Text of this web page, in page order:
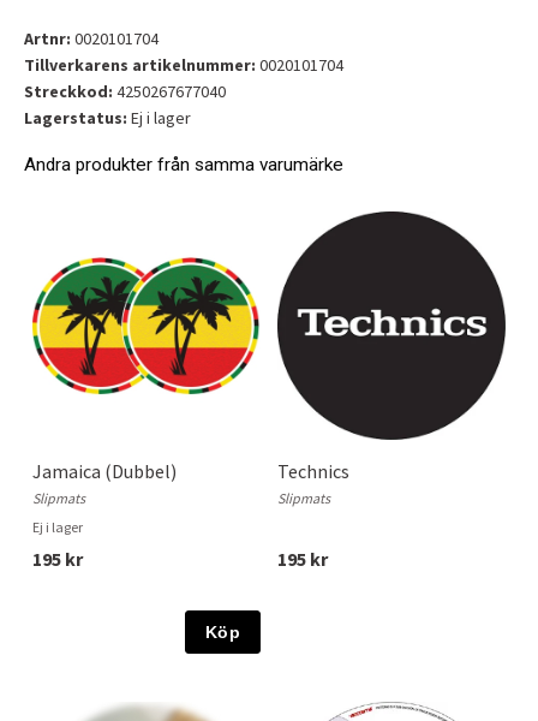
Artnr: 0020101704
Tillverkarens artikelnummer: 0020101704
Streckkod: 4250267677040
Lagerstatus: Ej i lager
Andra produkter från samma varumärke
Jamaica (Dubbel)
Slipmats
Ej i lager
195 kr
Köp
Technics
Slipmats
195 kr